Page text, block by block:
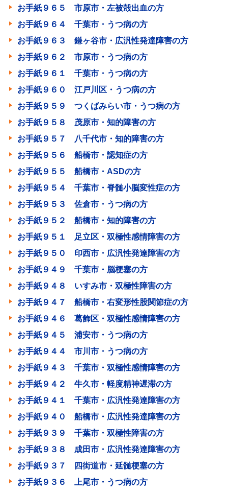
お手紙９６５ 市原市・左被殻出血の方
お手紙９６４ 千葉市・うつ病の方
お手紙９６３ 鎌ヶ谷市・広汎性発達障害の方
お手紙９６２ 市原市・うつ病の方
お手紙９６１ 千葉市・うつ病の方
お手紙９６０ 江戸川区・うつ病の方
お手紙９５９ つくばみらい市・うつ病の方
お手紙９５８ 茂原市・知的障害の方
お手紙９５７ 八千代市・知的障害の方
お手紙９５６ 船橋市・認知症の方
お手紙９５５ 船橋市・ASDの方
お手紙９５４ 千葉市・脊髄小脳変性症の方
お手紙９５３ 佐倉市・うつ病の方
お手紙９５２ 船橋市・知的障害の方
お手紙９５１ 足立区・双極性感情障害の方
お手紙９５０ 印西市・広汎性発達障害の方
お手紙９４９ 千葉市・脳梗塞の方
お手紙９４８ いすみ市・双極性障害の方
お手紙９４７ 船橋市・右変形性股関節症の方
お手紙９４６ 葛飾区・双極性感情障害の方
お手紙９４５ 浦安市・うつ病の方
お手紙９４４ 市川市・うつ病の方
お手紙９４３ 千葉市・双極性感情障害の方
お手紙９４２ 牛久市・軽度精神遅滞の方
お手紙９４１ 千葉市・広汎性発達障害の方
お手紙９４０ 船橋市・広汎性発達障害の方
お手紙９３９ 千葉市・双極性障害の方
お手紙９３８ 成田市・広汎性発達障害の方
お手紙９３７ 四街道市・延髄梗塞の方
お手紙９３６ 上尾市・うつ病の方